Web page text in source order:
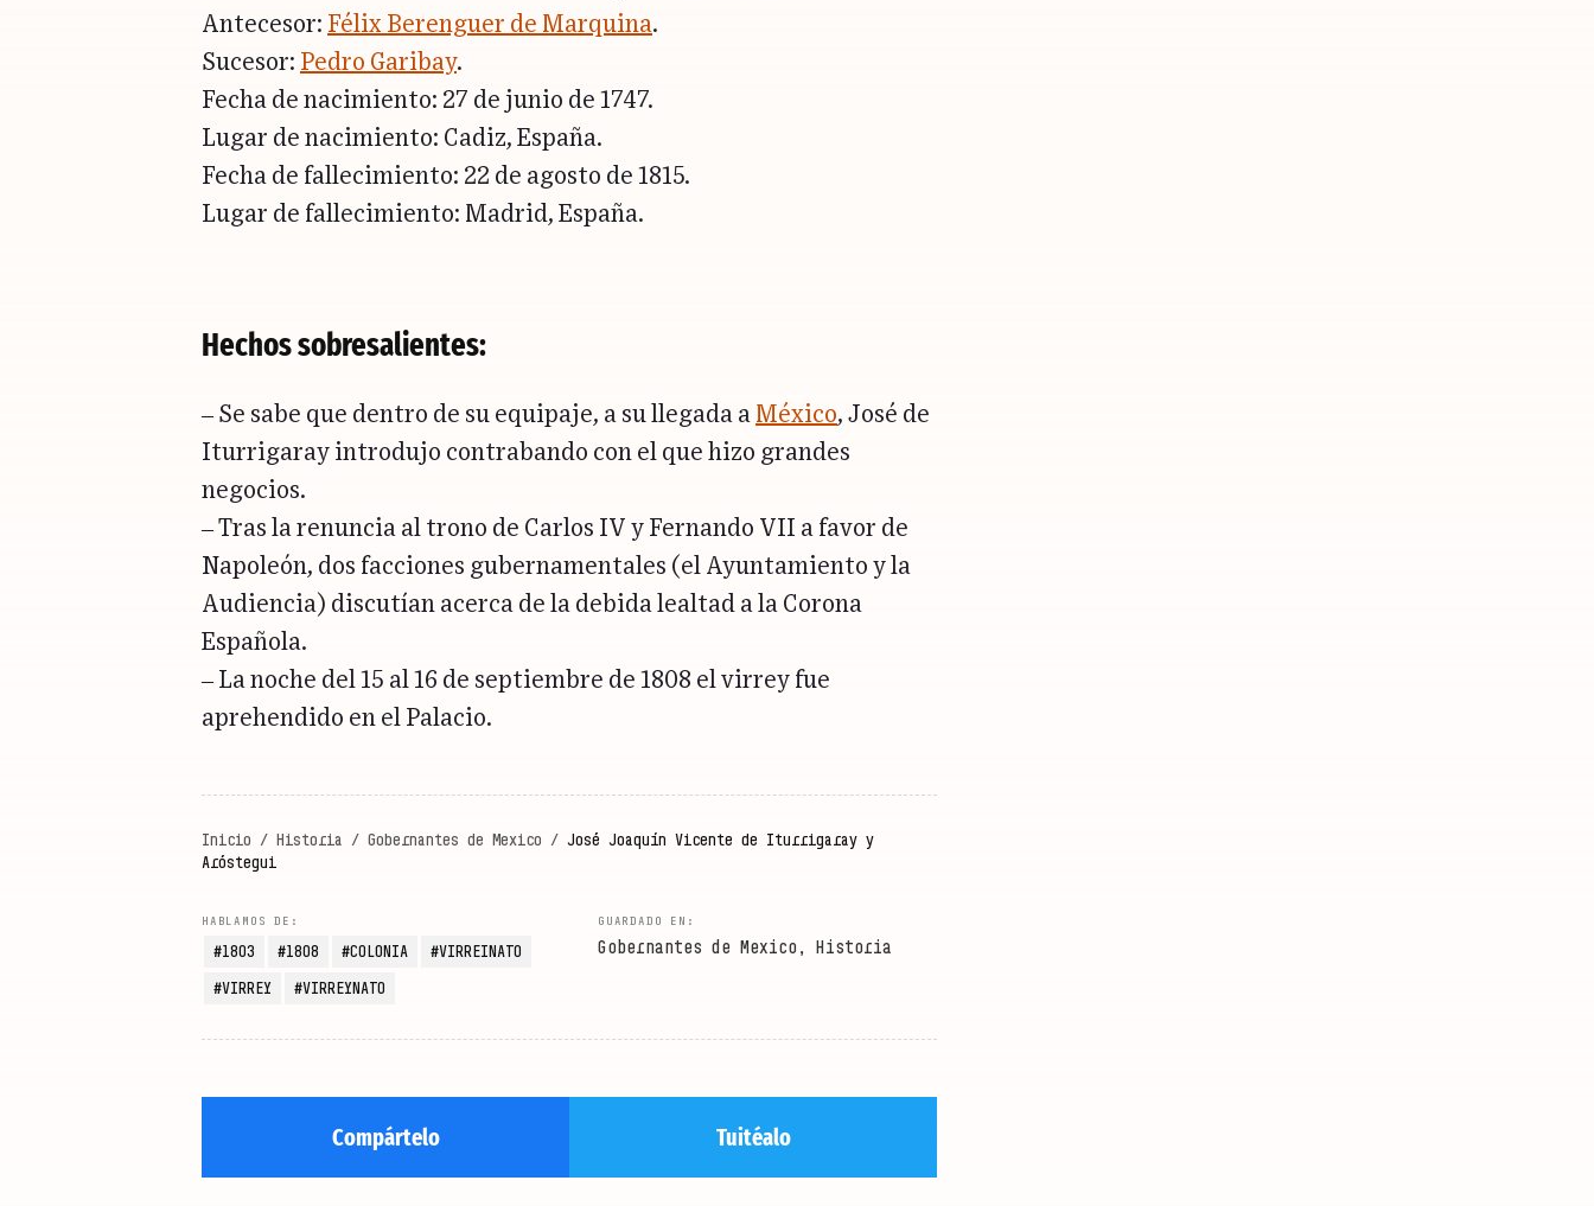
Antecesor: Félix Berenguer de Marquina.
Sucesor: Pedro Garibay.
Fecha de nacimiento: 27 de junio de 1747.
Lugar de nacimiento: Cadiz, España.
Fecha de fallecimiento: 22 de agosto de 1815.
Lugar de fallecimiento: Madrid, España.
Hechos sobresalientes:
– Se sabe que dentro de su equipaje, a su llegada a México, José de
Iturrigaray introdujo contrabando con el que hizo grandes
negocios.
– Tras la renuncia al trono de Carlos IV y Fernando VII a favor de
Napoleón, dos facciones gubernamentales (el Ayuntamiento y la
Audiencia) discutían acerca de la debida lealtad a la Corona
Española.
– La noche del 15 al 16 de septiembre de 1808 el virrey fue
aprehendido en el Palacio.
Inicio / Historia / Gobernantes de Mexico / José Joaquín Vicente de Iturrigaray y
Aróstegui
1803 1808 COLONIA
VIRREINATO
VIRREY
VIRREYNATO
Gobernantes de Mexico, Historia
Compártelo Tuitéalo